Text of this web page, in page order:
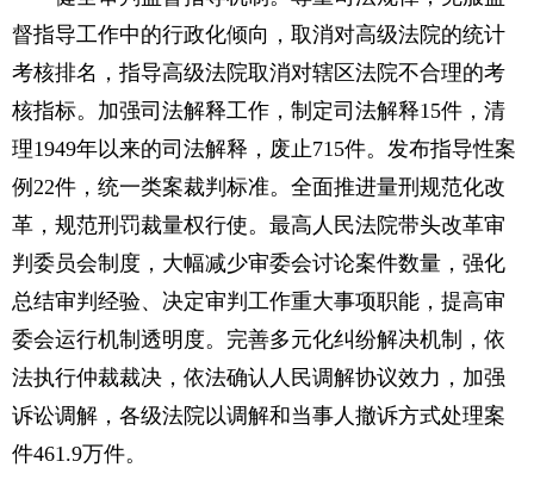
督指导工作中的行政化倾向，取消对高级法院的统计
考核排名，指导高级法院取消对辖区法院不合理的考
核指标。加强司法解释工作，制定司法解释15件，清
理1949年以来的司法解释，废止715件。发布指导性案
例22件，统一类案裁判标准。全面推进量刑规范化改
革，规范刑罚裁量权行使。最高人民法院带头改革审
判委员会制度，大幅减少审委会讨论案件数量，强化
总结审判经验、决定审判工作重大事项职能，提高审
委会运行机制透明度。完善多元化纠纷解决机制，依
法执行仲裁裁决，依法确认人民调解协议效力，加强
诉讼调解，各级法院以调解和当事人撤诉方式处理案
件461.9万件。